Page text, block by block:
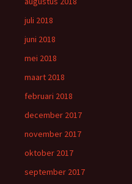
juli 2018
juni 2018
mei 2018
maart 2018
februari 2018
december 2017
november 2017
oktober 2017
september 2017